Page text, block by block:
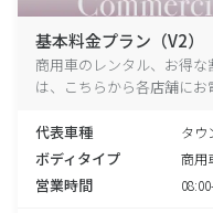
基本料金プラン（V2）
商用車のレンタル、お得
は、こちらから各店舗にお
代表車種 タウ
ボディタイプ 商用
営業時間